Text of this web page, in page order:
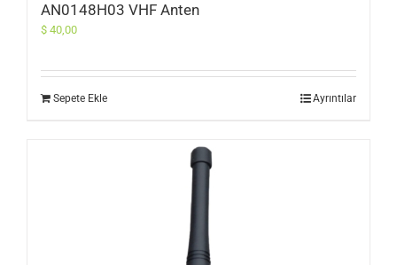
AN0148H03 VHF Anten
$ 40,00
Sepete Ekle Ayrıntılar